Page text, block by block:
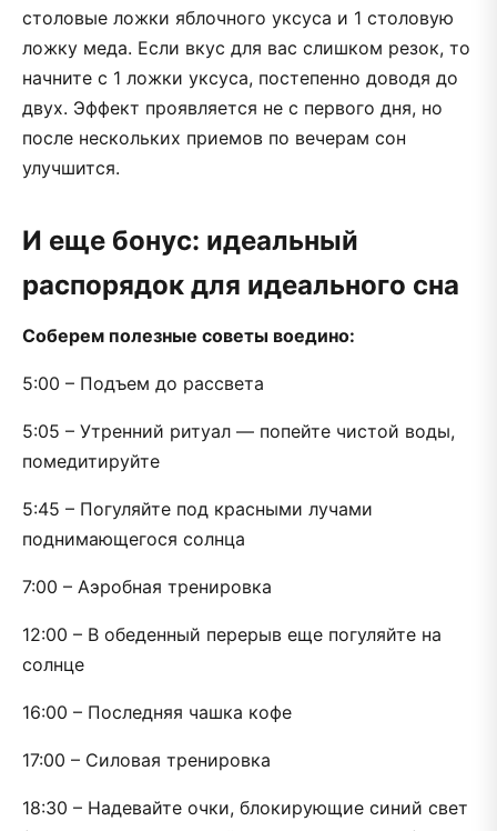
столовые ложки яблочного уксуса и 1 столовую
ложку меда. Если вкус для вас слишком резок, то
начните с 1 ложки уксуса, постепенно доводя до
двух. Эффект проявляется не с первого дня, но
после нескольких приемов по вечерам сон
улучшится.
И еще бонус: идеальный
распорядок для идеального сна
Соберем полезные советы воедино:
5:00 – Подъем до рассвета
5:05 – Утренний ритуал — попейте чистой воды,
помедитируйте
5:45 – Погуляйте под красными лучами
поднимающегося солнца
7:00 – Аэробная тренировка
12:00 – В обеденный перерыв еще погуляйте на
солнце
16:00 – Последняя чашка кофе
17:00 – Силовая тренировка
18:30 – Надевайте очки, блокирующие синий свет